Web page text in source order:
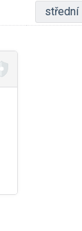
střední